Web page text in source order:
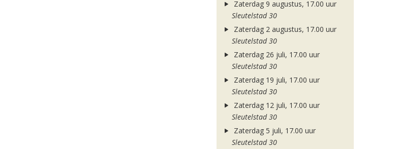
Zaterdag 9 augustus, 17.00 uur
Sleutelstad 30
Zaterdag 2 augustus, 17.00 uur
Sleutelstad 30
Zaterdag 26 juli, 17.00 uur
Sleutelstad 30
Zaterdag 19 juli, 17.00 uur
Sleutelstad 30
Zaterdag 12 juli, 17.00 uur
Sleutelstad 30
Zaterdag 5 juli, 17.00 uur
Sleutelstad 30